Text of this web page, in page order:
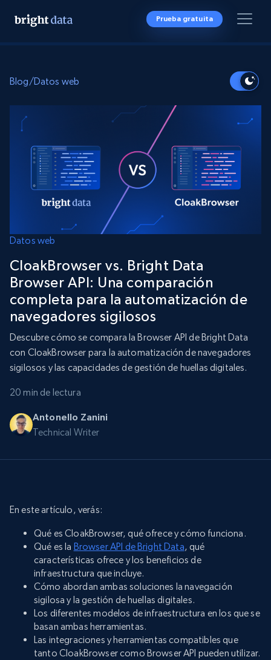
Prueba gratuita
Blog/Datos web
Datos web
CloakBrowser vs. Bright Data
Browser API: Una comparación
completa para la automatización de
navegadores sigilosos
Descubre cómo se compara la Browser API de Bright Data
con CloakBrowser para la automatización de navegadores
sigilosos y las capacidades de gestión de huellas digitales.
20 min de lectura
Antonello Zanini
Technical Writer
En este artículo, verás:
Qué es CloakBrowser, qué ofrece y cómo funciona.
Qué es la Browser API de Bright Data, qué
características ofrece y los beneficios de
infraestructura que incluye.
Cómo abordan ambas soluciones la navegación
sigilosa y la gestión de huellas digitales.
Los diferentes modelos de infraestructura en los que se
basan ambas herramientas.
Las integraciones y herramientas compatibles que
tanto CloakBrowser como Browser API pueden utilizar.